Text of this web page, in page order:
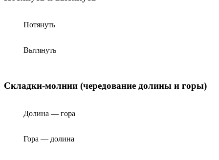
Потянуть
Вытянуть
Складки-молнии (чередование долины и горы)
Долина — гора
Гора — долина